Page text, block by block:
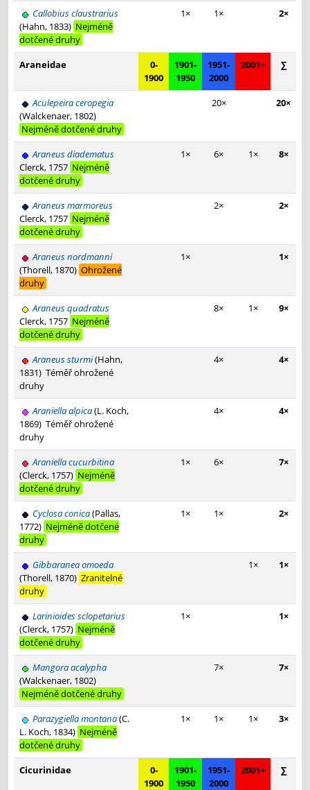
Callobius claustrarius
(Hahn, 1833) Nejméně
dotčené druhy
1× 1× 2×
Araneidae
0-
1900
1901-
1950
1951-
2000
2001+ ∑
Aculepeira ceropegia
(Walckenaer, 1802)
Nejméně dotčené druhy
20× 20×
Araneus diadematus
Clerck, 1757 Nejméně
dotčené druhy
1× 6× 1× 8×
Araneus marmoreus
Clerck, 1757 Nejméně
dotčené druhy
2× 2×
Araneus nordmanni
(Thorell, 1870) Ohrožené
druhy
1× 1×
Araneus quadratus
Clerck, 1757 Nejméně
dotčené druhy
8× 1× 9×
Araneus sturmi(Hahn,
1831) Téměř ohrožené
druhy
4× 4×
Araniella alpica(L. Koch,
1869) Téměř ohrožené
druhy
4× 4×
Araniella cucurbitina
(Clerck, 1757) Nejméně
dotčené druhy
1× 6× 7×
Cyclosa conica(Pallas,
1772) Nejméně dotčené
druhy
1× 1× 2×
Gibbaranea omoeda
(Thorell, 1870) Zranitelné
druhy
1× 1×
Larinioides sclopetarius
(Clerck, 1757) Nejméně
dotčené druhy
1× 1×
Mangora acalypha
(Walckenaer, 1802)
Nejméně dotčené druhy
7× 7×
Parazygiella montana(C.
L. Koch, 1834) Nejméně
dotčené druhy
1× 1× 1× 3×
Cicurinidae
0-
1900
1901-
1950
1951-
2000
2001+ ∑